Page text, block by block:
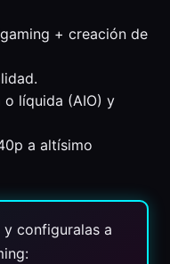
+ creación de
o líquida (AIO) y
a altísimo
y configuralas a